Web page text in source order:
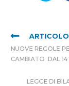
NUOVE REGOLE
CAMBIATO DAL
LEGGE DI